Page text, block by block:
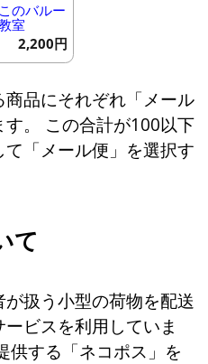
のバルー
室
2,200円
品にそれぞれ「メール
。 この合計が100以下
「メール便」を選択す
て
扱う小型の荷物を配送
ビスを利用していま
供する「ネコポス」を